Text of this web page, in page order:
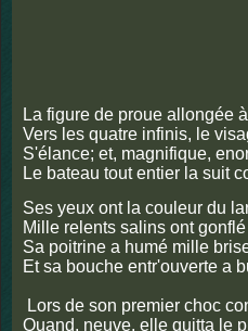
La figure de proue allongée
Vers les quatre infinis, le
S'élance; et, magnifique,
Le bateau tout entier la suit
Ses yeux ont la couleur du
Mille relents salins ont
Sa poitrine a humé mille
Et sa bouche entr'ouverte a
Lors de son premier choc
Quand, neuve, elle quitta le